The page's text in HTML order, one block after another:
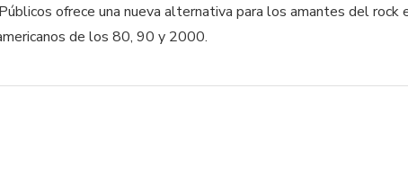
ofrece una nueva alternativa para los amantes del rock
de los 80, 90 y 2000.